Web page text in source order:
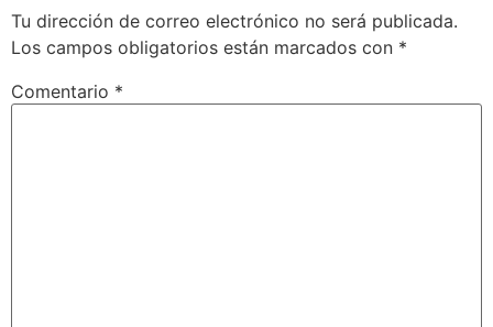
Tu dirección de correo electrónico no será publicada.
Los campos obligatorios están marcados con *
Comentario *